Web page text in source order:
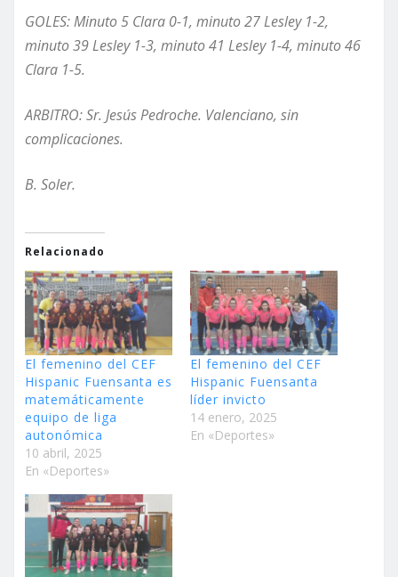
GOLES: Minuto 5 Clara 0-1, minuto 27 Lesley 1-2,
minuto 39 Lesley 1-3, minuto 41 Lesley 1-4, minuto 46
Clara 1-5.
ARBITRO: Sr. Jesús Pedroche. Valenciano, sin
complicaciones.
B. Soler.
Relacionado
El femenino del CEF
Hispanic Fuensanta es
matemáticamente
equipo de liga
autonómica
10 abril, 2025
En «Deportes»
El femenino del CEF
Hispanic Fuensanta
líder invicto
14 enero, 2025
En «Deportes»